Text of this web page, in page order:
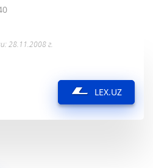
28.11.2008 г.
LEX.UZ